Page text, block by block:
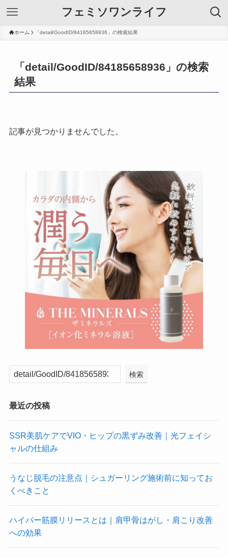
フェミソワンライフ
ホーム 「detail/GoodID/84185658936」の検索結果
「detail/GoodID/84185658936」の検索
結果
記事が見つかりませんでした。
検索
最近の投稿
SSR美肌ケアでVIO・ヒップの黒ずみ改善｜光フェイシ
ャルの仕組み
うなじ脱毛の注意点｜シュガーリング施術前に知ってお
くべきこと
ハイパー筋膜リリースとは｜肩甲骨はがし・肩こり改善
への効果